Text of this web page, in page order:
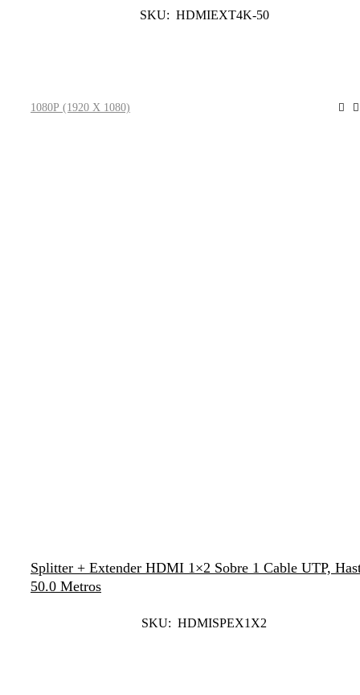
SKU: HDMIEXT4K-50
1080P (1920 X 1080)
Splitter + Extender HDMI 1×2 Sobre 1 Cable UTP,
50.0 Metros
SKU: HDMISPEX1X2